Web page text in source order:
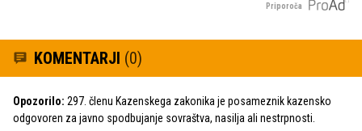
Priporoča
KOMENTARJI (0)
Opozorilo: 297. členu Kazenskega zakonika je posameznik kazensko
odgovoren za javno spodbujanje sovraštva, nasilja ali nestrpnosti.